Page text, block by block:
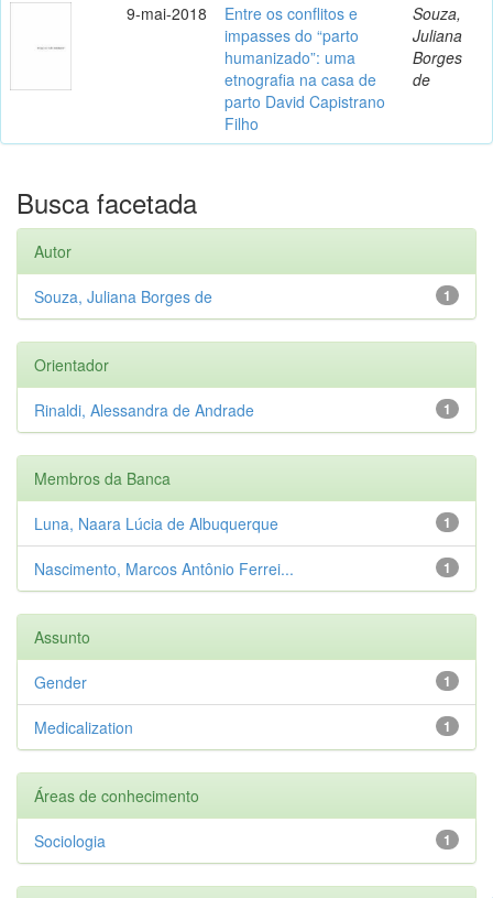
9-mai-2018
Entre os conflitos e
impasses do “parto
humanizado”: uma
etnografia na casa de
parto David Capistrano
Filho
Souza,
Juliana
Borges
de
Busca facetada
Autor
1
Souza, Juliana Borges de
Orientador
1
Rinaldi, Alessandra de Andrade
Membros da Banca
1
Luna, Naara Lúcia de Albuquerque
1
Nascimento, Marcos Antônio Ferrei...
Assunto
1
Gender
1
Medicalization
Áreas de conhecimento
1
Sociologia